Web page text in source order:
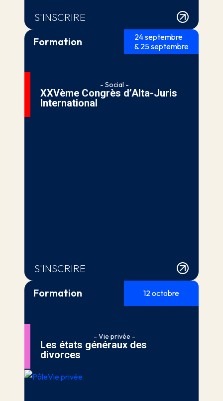
S'INSCRIRE
Formation
24 septembre
& 25 septembre
- Social -
XXVème Congrès d’Alta-Juris
International
S'INSCRIRE
Formation
12 octobre
- Vie privée -
Les états généraux des
divorces